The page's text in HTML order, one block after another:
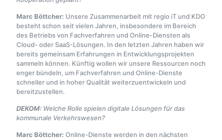
Marc Böttcher: Unsere Zusammenarbeit mit regio iT und KDO
besteht schon seit vielen Jahren, insbesondere im Bereich
des Betriebs von Fachverfahren und Online-Diensten als
Cloud- oder SaaS-Lösungen. In den letzten Jahren haben wir
bereits gemeinsam Erfahrungen in Entwicklungsprojekten
sammeln können. Künftig wollen wir unsere Ressourcen noch
enger bündeln, um Fachverfahren und Online-Dienste
schneller und in hoher Qualität weiterzuentwickeln und
bereitzustellen.
DEKOM: Welche Rolle spielen digitale Lösungen für das
kommunale Verkehrswesen?
Marc Böttcher: Online-Dienste werden in den nächsten